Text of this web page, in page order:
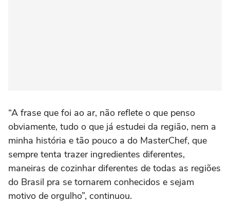
“A frase que foi ao ar, não reflete o que penso
obviamente, tudo o que já estudei da região, nem a
minha história e tão pouco a do MasterChef, que
sempre tenta trazer ingredientes diferentes,
maneiras de cozinhar diferentes de todas as regiões
do Brasil pra se tornarem conhecidos e sejam
motivo de orgulho”, continuou.